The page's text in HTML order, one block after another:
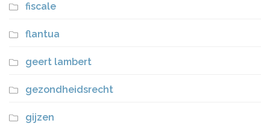
fiscale
flantua
geert lambert
gezondheidsrecht
gijzen